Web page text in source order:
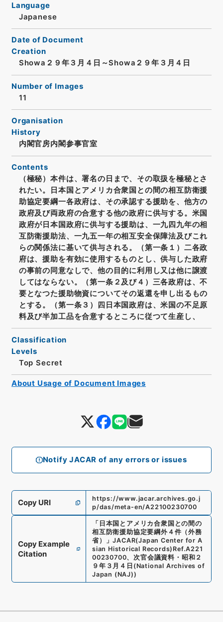
Notify JACAR of any errors or issues
Language
Japanese
Date of Document
Creation
Showa２９年３月４日～Showa２９年３月４日
Number of Images
11
Organisation
History
内閣官房内閣参事官室
Contents
（極秘）本件は、署名の日まで、その取扱を極秘とさ
れたい。日本国とアメリカ合衆国との間の相互防衛援
助協定要綱一各政府は、その承認する援助を、他方の
政府及び両政府の合意する他の政府に供与する。米国
政府が日本国政府に供与する援助は、一九四九年の相
互防衛援助法、一九五一年の相互安全保障法及びこれ
らの関係法に基いて供与される。（第一条１）二各政
府は、援助を有効に使用するものとし、供与した政府
の事前の同意なしで、他の目的に利用し又は他に譲渡
してはならない。（第一条２及び４）三各政府は、不
要となつた援助物資についてその返還を申し出るもの
とする。（第一条３）四日本国政府は、米国の不足原
料及び半加工品を合意するところに従つて生産し、
Classification
Levels
Top Secret
Copy URI
https://www.jacar.archives.go.j
p/das/meta-en/A22100230700
Copy Example
Citation
「 日本国とアメリカ合衆国との間の
相互防衛援助協定要綱外４件（外務
省）
」JACAR(Japan Center for A
sian Historical Records) Ref.A221
00230700、 次官会議資料・昭和２
９年３月４日 (National Archives of
Japan (NAJ))
About Usage of Document Images